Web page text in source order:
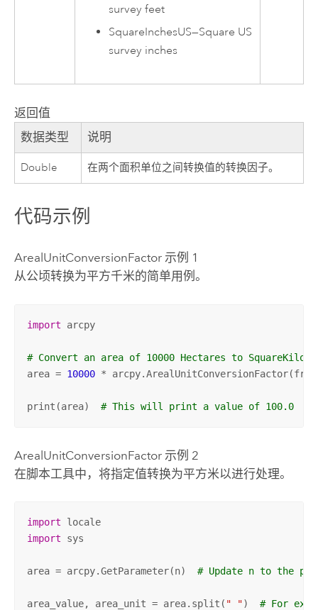
survey feet
SquareInchesUS—Square US
survey inches
返回值
数据类型 说明
Double 在两个面积单位之间转换值的转换因子。
代码示例
ArealUnitConversionFactor 示例 1
从公顷转换为平方千米的简单用例。
import arcpy
# Convert an area of 10000 Hectares to
area = 10000 *
print(area) # This will print a value of 100.0
ArealUnitConversionFactor 示例 2
在脚本工具中，将指定值转换为平方米以进行处理。
import
locale
import sys
area = arcpy.GetParameter(n) # Update n to the
area_value, area_unit = area.split( " ") # For